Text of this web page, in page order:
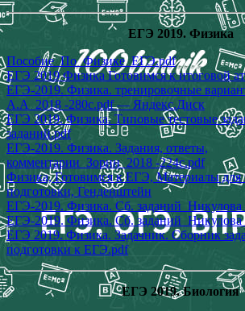
ЕГЭ 2019. Физика
Пособие_По_Физике_ЕГЭ.pdf
ЕГЭ 2019 Физика Готовимся к итоговой
ЕГЭ-2019. Физика. тренировочные
А.А_2018 -280с.pdf — Яндекс.Диск
ЕГЭ 2019. Физика. Типовые тестовые
заданий.pdf
ЕГЭ-2019. Физика. Задания, ответы,
комментарии_Зорин_2018 -224с.pdf
Физика, Готовимся к ЕГЭ, Материалы для
подготовки, Генденштейн
ЕГЭ-2019. Физика. Сб.
ЕГЭ-2019. Физика. Сб.
ЕГЭ 2019. Физика. Задачник. Сборник
подготовки к ЕГЭ.pdf
ЕГЭ 2019. Биология